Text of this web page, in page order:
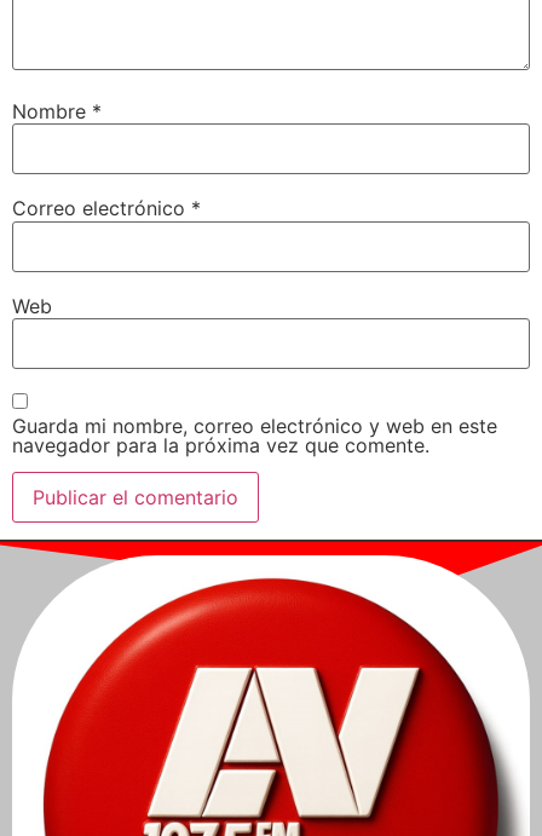
Nombre *
Correo electrónico *
Web
Guarda mi nombre, correo electrónico y web en este
navegador para la próxima vez que comente.